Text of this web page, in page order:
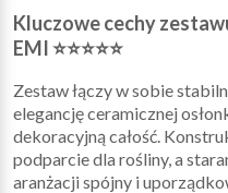
Kluczowe cechy
EMI ⭐⭐⭐⭐⭐
Zestaw łączy w sobie
elegancję ceramicznej
dekoracyjną całość.
podparcie dla rośliny, a
aranżacji spójny i